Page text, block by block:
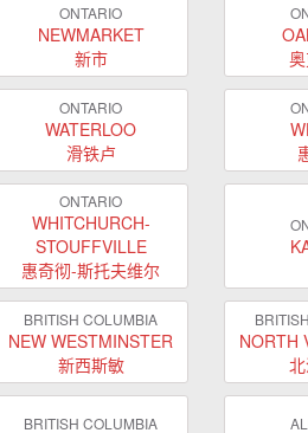
ONTARIO
NEWMARKET
新市
ONTARIO
WATERLOO
滑铁卢
ONTARIO
WHITCHURCH-
STOUFFVILLE
惠奇彻-斯托夫维尔
BRITISH COLUMBIA
NEW WESTMINSTER
新西斯敏
NORTH
BRITISH COLUMBIA